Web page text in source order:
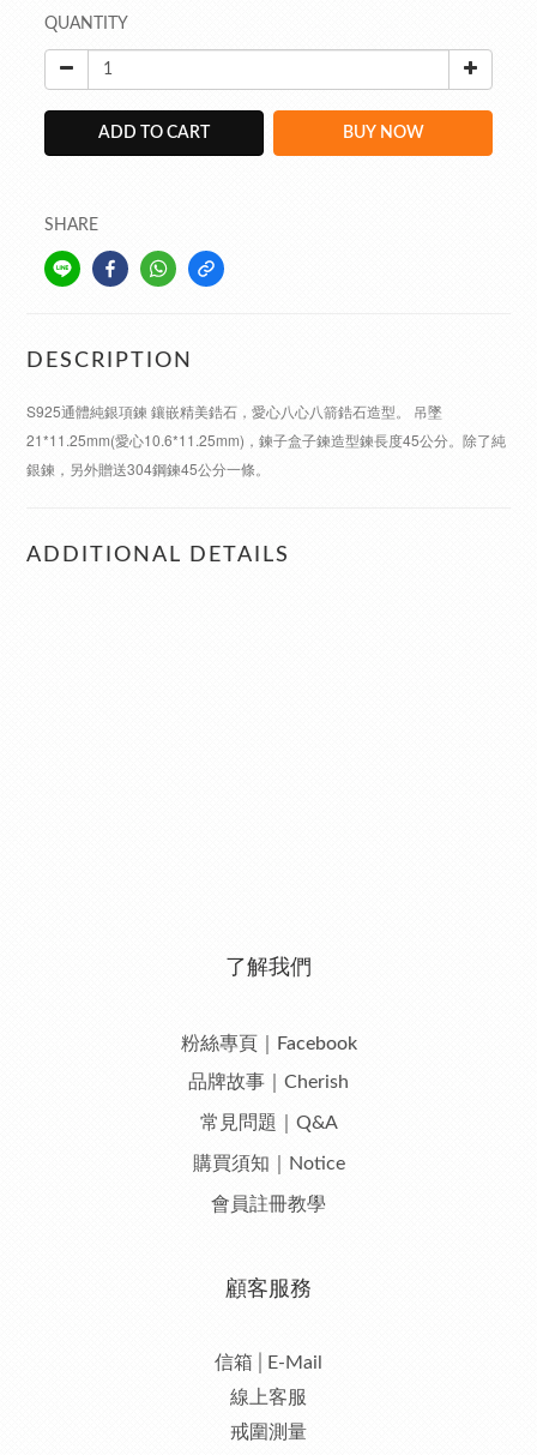
QUANTITY
ADD TO CART BUY NOW
SHARE
DESCRIPTION
S925通體純銀項鍊 鑲嵌精美鋯石，愛心八心八箭鋯石造型。 吊墜
21*11.25mm(愛心10.6*11.25mm)，鍊子盒子鍊造型鍊長度45公分。除了純
銀鍊，另外贈送304鋼鍊45公分一條。
ADDITIONAL DETAILS
了解我們
粉絲專頁｜Facebook
品牌故事｜Cherish
常見問題｜Q&A
購買須知｜Notice
會員註冊教學
顧客服務
信箱│E-Mail
線上客服
戒圍測量